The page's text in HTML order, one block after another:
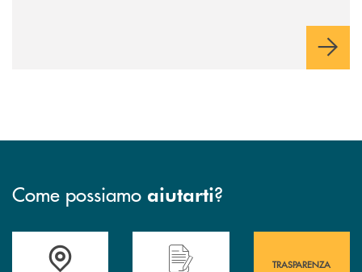
Come possiamo aiutarti?
Accedi all' elenco completo&nbsp; delle&nbsp; filiali&nbsp; di Banca
Hai bisogno di assistenza immediata?
TRASPARENZA